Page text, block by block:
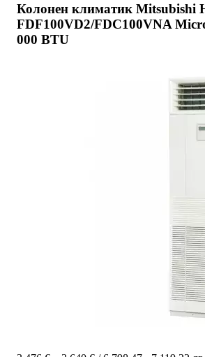
Колонен климатик Mitsubishi
FDF100VD2/FDC100VNA
000 BTU